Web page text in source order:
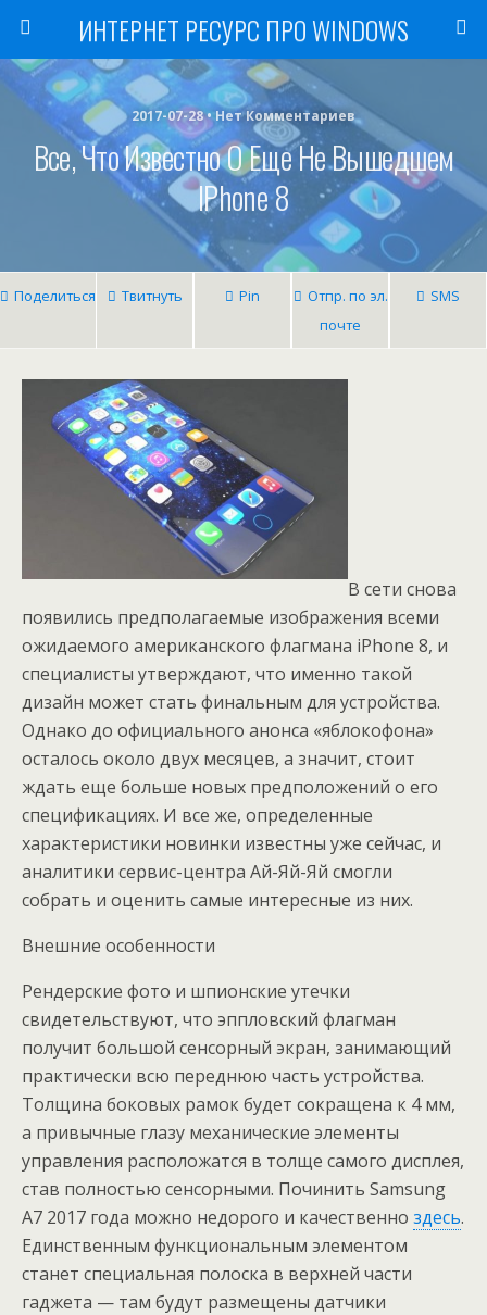
ИНТЕРНЕТ РЕСУРС ПРО WINDOWS
2017-07-28 • Нет Комментариев
Все, Что Известно О Еще Не Вышедшем
IPhone 8
Поделиться Твитнуть Pin
Отпр. по эл.
почте
SMS
В сети снова
появились предполагаемые изображения всеми
ожидаемого американского флагмана iPhone 8, и
специалисты утверждают, что именно такой
дизайн может стать финальным для устройства.
Однако до официального анонса «яблокофона»
осталось около двух месяцев, а значит, стоит
ждать еще больше новых предположений о его
спецификациях. И все же, определенные
характеристики новинки известны уже сейчас, и
аналитики сервис-центра Ай-Яй-Яй смогли
собрать и оценить самые интересные из них.
Внешние особенности
Рендерские фото и шпионские утечки
свидетельствуют, что эппловский флагман
получит большой сенсорный экран, занимающий
практически всю переднюю часть устройства.
Толщина боковых рамок будет сокращена к 4 мм,
а привычные глазу механические элементы
управления расположатся в толще самого дисплея,
став полностью сенсорными. Починить Samsung
A7 2017 года можно недорого и качественно здесь.
Единственным функциональным элементом
станет специальная полоска в верхней части
гаджета — там будут размещены датчики